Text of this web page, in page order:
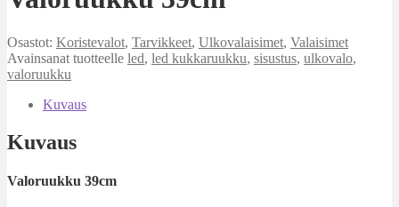
Osastot: Koristevalot, Tarvikkeet, Ulkovalaisimet, Valaisimet
Avainsanat tuotteelle led, led kukkaruukku, sisustus, ulkovalo,
valoruukku
Kuvaus
Kuvaus
Valoruukku 39cm